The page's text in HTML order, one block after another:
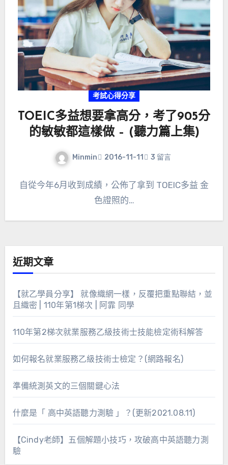
考試心得分享
TOEIC多益想要拿高分，考了905分
的敏敏都這樣做 – (聽力篇上集)
Minmin 2016-11-11 3 留言
自從今年6月收到成績，公佈了拿到 TOEIC多益 金
色證照的…
近期文章
【就乙學員分享】 就像織網一樣，反覆把重點聯結，並
且織密 | 110年第1梯次 | 阿霏 同學
110年第2梯次就業服務乙級技術士技能檢定術科解答
如何報名就業服務乙級技術士檢定？(網路報名)
準備統測英文的三個關鍵心法
什麼是「 高中英語聽力測驗 」？(更新2021.08.11)
【Cindy老師】五個解題小技巧，攻破高中英語聽力測
驗